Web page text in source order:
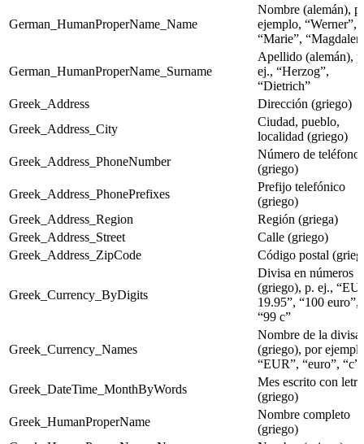
German_HumanProperName_Name
Nombre (alemán),
ejemplo, “Werner”,
“Marie”,
German_HumanProperName_Surname
Apellido (alemán),
ej., “Herzog”,
“Dietrich”
Greek_Address
Dirección (griego)
Greek_Address_City
Ciudad, pueblo,
localidad (griego)
Greek_Address_PhoneNumber
Número de teléfono
(griego)
Greek_Address_PhonePrefixes
Prefijo telefónico
(griego)
Greek_Address_Region
Región (griega)
Greek_Address_Street
Calle (griego)
Greek_Address_ZipCode
Código postal
Greek_Currency_ByDigits
Divisa en números
(griego), p. ej.,
19.95”, “100 euro”,
“99 c”
Greek_Currency_Names
Nombre de la divisa
(griego), por
“EUR”, “euro”, “c”
Greek_DateTime_MonthByWords
Mes escrito con
(griego)
Greek_HumanProperName
Nombre completo
(griego)